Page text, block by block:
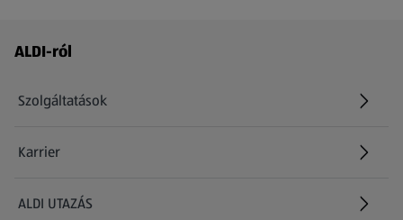
Láblécmenü - további linkek
ALDI-ról
Szolgáltatások
Karrier
(új oldalon nyílik meg)
ALDI UTAZÁS
(új oldalon nyílik meg)